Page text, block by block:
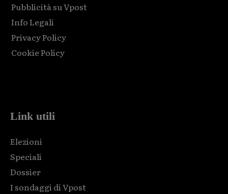
Pubblicità su Vpost
Info Legali
Privacy Policy
Cookie Policy
Link utili
Elezioni
Speciali
Dossier
I sondaggi di Vpost